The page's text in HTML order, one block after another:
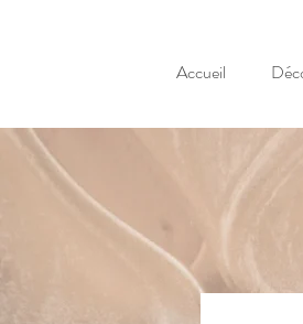
Accueil